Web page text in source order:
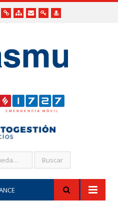
EnlacesMapaFormularios
AccesoAcceso